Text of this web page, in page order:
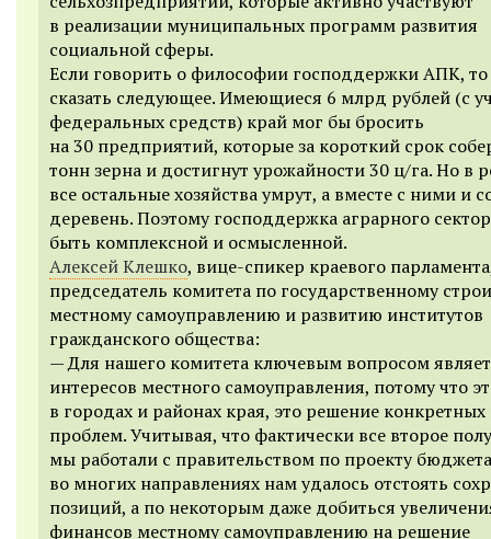
в реализации муниципальных программ развития
социальной сферы.
Если говорить о философии господдержки АПК,
сказать следующее. Имеющиеся 6 млрд рублей (с
федеральных средств) край мог бы бросить
на 30 предприятий, которые за короткий срок
тонн зерна и достигнут урожайности 30 ц/га. Но в
все остальные хозяйства умрут, а вместе с ними и
деревень. Поэтому господдержка аграрного
быть комплексной и осмысленной.
Алексей Клешко, вице-спикер краевого
председатель комитета по государственному
местному самоуправлению и развитию институтов
гражданского общества:
— Для нашего комитета ключевым вопросом
интересов местного самоуправления, потому что
в городах и районах края, это решение
проблем. Учитывая, что фактически все второе
мы работали с правительством по проекту
во многих направлениях нам удалось отстоять
позиций, а по некоторым даже добиться
финансов местному самоуправлению на решение